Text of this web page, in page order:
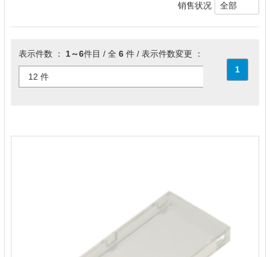
销售状况
表示件数 ： 1～6件目 / 全 6 件 / 表示件数変更 ：
1